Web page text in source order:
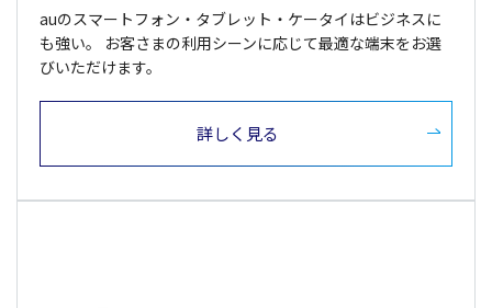
auのスマートフォン・タブレット・ケータイはビジネスに
も強い。 お客さまの利用シーンに応じて最適な端末をお選
びいただけます。
詳しく見る